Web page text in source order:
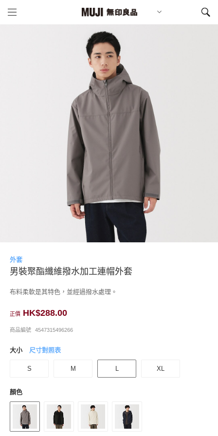
外套
男裝聚酯纖維撥水加工連帽外套
布料柔軟是其特色，並經過撥水處理。
正價 HK$288.00
商品編號 4547315496266
大小 尺寸對照表
S M L XL
顏色